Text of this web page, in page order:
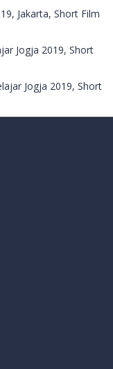
Jakarta, Short Film
Jogja 2019, Short
Jogja 2019, Short